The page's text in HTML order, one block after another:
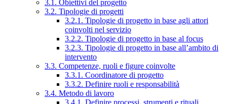
3.1. Obiettivi del progetto
3.2. Tipologie di progetti
3.2.1. Tipologie di progetto in base agli attori
coinvolti nel servizio
3.2.2. Tipologie di progetto in base al focus
3.2.3. Tipologie di progetto in base all’ambito di
intervento
3.3. Competenze, ruoli e figure coinvolte
3.3.1. Coordinatore di progetto
3.3.2. Definire ruoli e responsabilità
3.4. Metodo di lavoro
3.4.1. Definire processi, strumenti e rituali